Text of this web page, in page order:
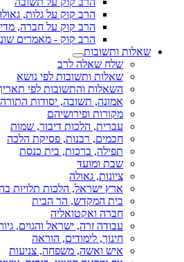
הרב קוק על גלות,
הרב קוק על חברה,
הרב קוק - מאמרים
שאלות ותשובות
שלח שאלה לרב
שאלות ותשובות לפי נושא
השאלות והתשובות לפי
אמונה, תשובה, יסודות התורה
מקורות ופירושיהם
עברית, הלכות דיבור, שמות
חכמים, רבנות, פסיקת הלכה
תפילה, ברכות, בית כנסת
שבת ומועד
ציונות, גאולה
ארץ ישראל, הלכות תלויות
בית המקדש, הר הבית
חברה ואקטואליה
עבודה זרה, ישראל והגוים,
חינוך, לימודים, הוראה
איש ואשה, משפחה, צניעות